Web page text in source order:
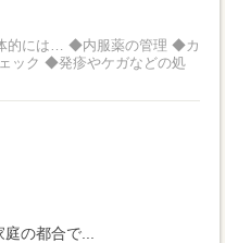
ック ◆発疹やケガなどの処
の都合で...